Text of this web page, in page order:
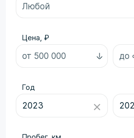
Цена, ₽
Год